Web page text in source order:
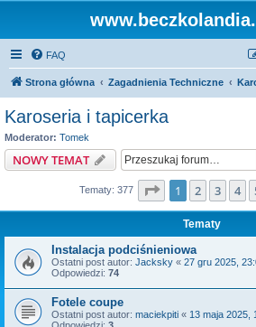
FAQ
Strona główna Zagadnienia Techniczne
Karoseria i tapicerka
Moderator: Tomek
NOWY TEMAT
Tematy: 377 Strona1 z16
1 2 3 4
Tematy
Instalacja podciśnieniowa
Ostatni post autor: Jacksky « 27 gru 2025,
Odpowiedzi: 74
Fotele coupe
Ostatni post autor: maciekpiti « 13 maja 2025,